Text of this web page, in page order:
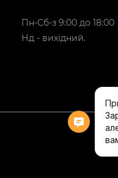
Пн-Сб-з 9:00 до 18:00
Нд - вихідний.